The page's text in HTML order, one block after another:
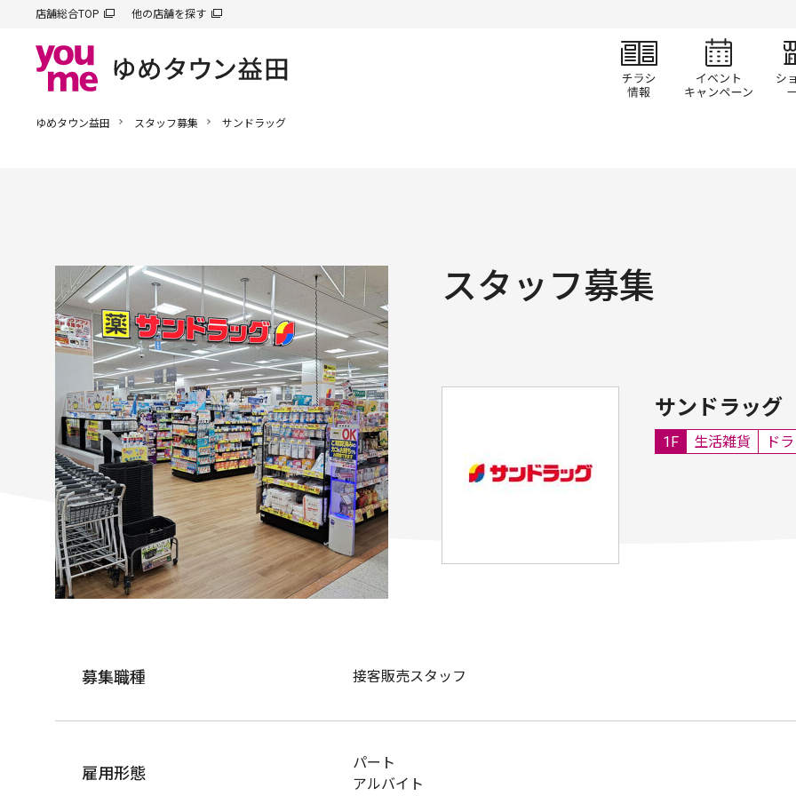
店舗総合TOP 他の店舗を探す
チラシ情報 イベ
ゆめタウン益田 スタッフ募集 サンドラッグ
スタッフ募集
サンドラッグ
1F 生活雑貨 ド
募集職種 接客販売スタッフ
雇用形態
パート
アルバイト